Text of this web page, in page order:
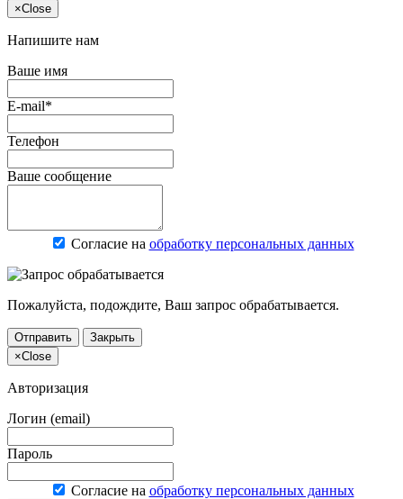
×Close
Напишите нам
Ваше имя
E-mail*
Телефон
Ваше сообщение
Согласие на обработку персональных данных
Пожалуйста, подождите, Ваш запрос обрабатывается.
Отправить
Закрыть
×Close
Авторизация
Логин (email)
Пароль
Согласие на обработку персональных данных